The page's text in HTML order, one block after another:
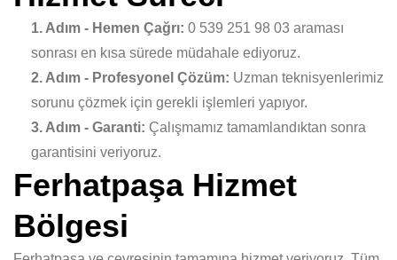
1. Adım - Hemen Çağrı: 0 539 251 98 03 araması
sonrası en kısa sürede müdahale ediyoruz.
2. Adım - Profesyonel Çözüm: Uzman teknisyenlerimiz
sorunu çözmek için gerekli işlemleri yapıyor.
3. Adım - Garanti: Çalışmamız tamamlandıktan sonra
garantisini veriyoruz.
Ferhatpaşa Hizmet
Bölgesi